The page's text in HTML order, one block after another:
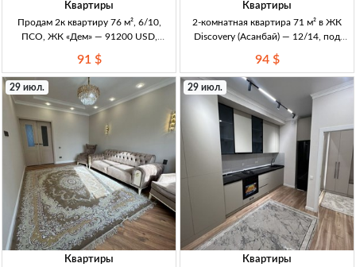
Квартиры
Продам 2к квартиру 76 м², 6/10,
ПСО, ЖК «Дем» — 91200 USD,
под самоотделку), кирпич, сквозн.
плн Север–Юг, НЕ угл., раздельный
санузе
91 $
Квартиры
2-комнатная квартира 71 м² в ЖК
Discovery (Асанбай) — 12/14, под
Discovery, СК Элит Хаус, ПСО, новый
дом, перспект. район, транспортная
до
94 $
29 июл.
Квартиры
29 июл.
Квартиры